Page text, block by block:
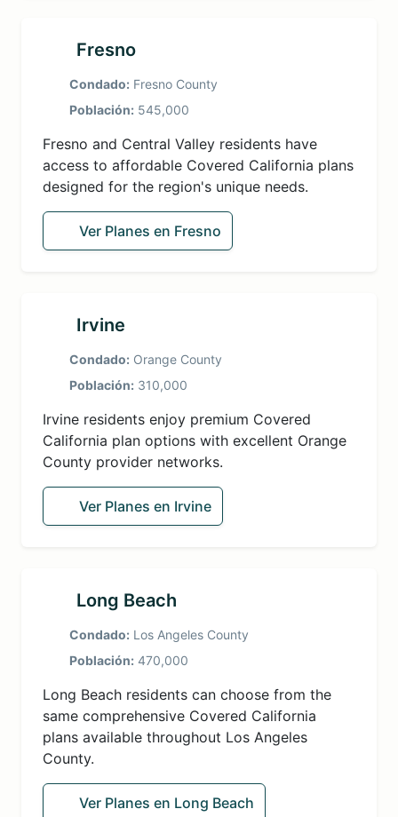
Fresno
Condado: Fresno County
Población: 545,000
Fresno and Central Valley residents have
access to affordable Covered California plans
designed for the region's unique needs.
Ver Planes en Fresno
Irvine
Condado: Orange County
Población: 310,000
Irvine residents enjoy premium Covered
California plan options with excellent Orange
County provider networks.
Ver Planes en Irvine
Long Beach
Condado: Los Angeles County
Población: 470,000
Long Beach residents can choose from the
same comprehensive Covered California
plans available throughout Los Angeles
County.
Ver Planes en Long Beach